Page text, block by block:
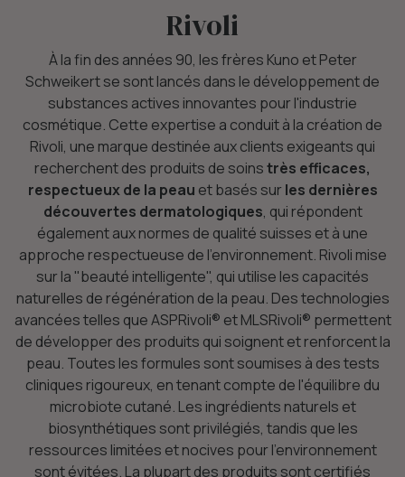
Rivoli
À la fin des années 90, les frères Kuno et Peter
Schweikert se sont lancés dans le développement de
substances actives innovantes pour l'industrie
cosmétique. Cette expertise a conduit à la création de
Rivoli, une marque destinée aux clients exigeants qui
recherchent des produits de soinstrès efficaces,
respectueux de la peau et basés sur les dernières
découvertes dermatologiques, qui répondent
également aux normes de qualité suisses et à une
approche respectueuse de l'environnement. Rivoli mise
sur la "beauté intelligente", qui utilise les capacités
naturelles de régénération de la peau. Des technologies
avancées telles que ASPRivoli® et MLSRivoli® permettent
de développer des produits qui soignent et renforcent la
peau. Toutes les formules sont soumises à des tests
cliniques rigoureux, en tenant compte de l'équilibre du
microbiote cutané. Les ingrédients naturels et
biosynthétiques sont privilégiés, tandis que les
ressources limitées et nocives pour l'environnement
sont évitées. La plupart des produits sont certifiés